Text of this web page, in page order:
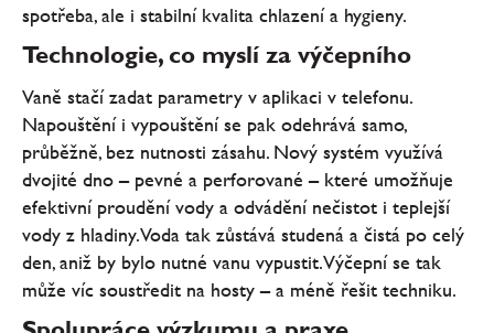
spotřeba, ale i stabilní kvalita chlazení a hygieny.
Technologie, co myslí za výčepního
Vaně stačí zadat parametry v aplikaci v telefonu.
Napouštění i vypouštění se pak odehrává samo,
průběžně, bez nutnosti zásahu. Nový systém využívá
dvojité dno – pevné a perforované – které umožňuje
efektivní proudění vody a odvádění nečistot i teplejší
vody z hladiny. Voda tak zůstává studená a čistá po celý
den, aniž by bylo nutné vanu vypustit. Výčepní se tak
může víc soustředit na hosty – a méně řešit techniku.